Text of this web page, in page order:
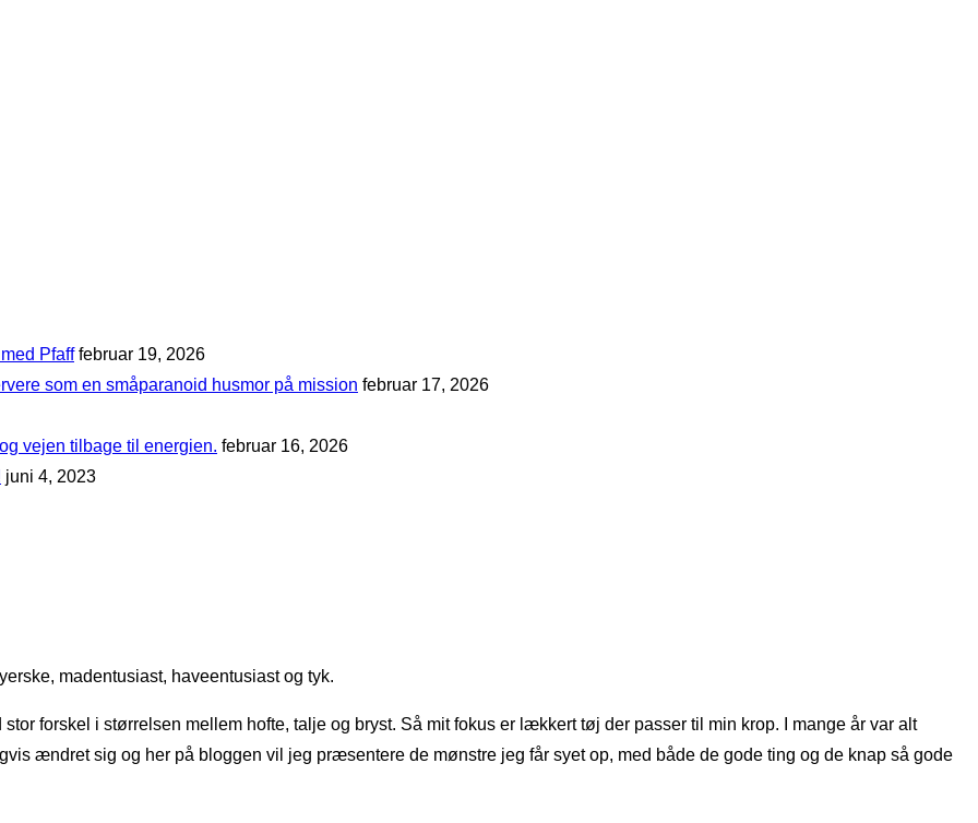
Pfaff februar 19, 2026
som en småparanoid husmor på mission februar 17, 2026
vejen tilbage til energien. februar 16, 2026
juni 4, 2023
madentusiast, haveentusiast og tyk.
forskel i størrelsen mellem hofte, talje og bryst. Så mit fokus er lækkert tøj der passer til min krop. I mange år var alt
ændret sig og her på bloggen vil jeg præsentere de mønstre jeg får syet op, med både de gode ting og de knap så gode